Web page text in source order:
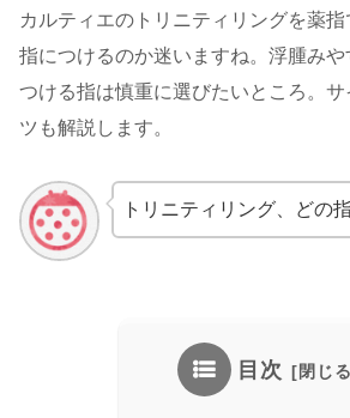
カルティエのトリニティリングを薬
指につけるのか迷いますね。浮腫み
つける指は慎重に選びたいところ。
ツも解説します。
トリニティリング、どの
目次